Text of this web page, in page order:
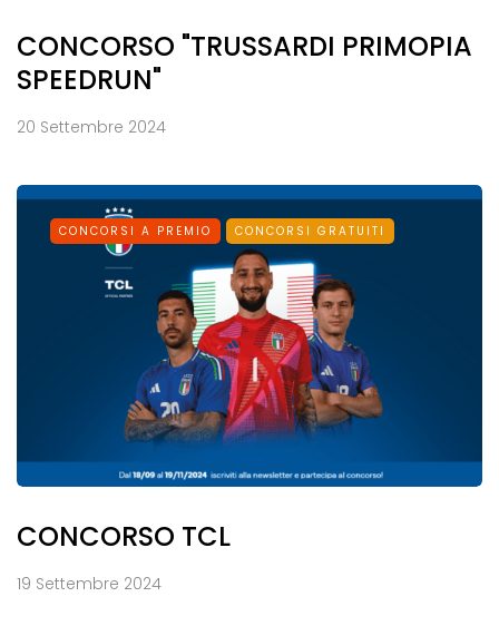
CONCORSO "TRUSSARDI PRIMOPIA
SPEEDRUN"
20 Settembre 2024
CONCORSI A PREMIO CONCORSI GRATUITI
CONCORSO TCL
19 Settembre 2024